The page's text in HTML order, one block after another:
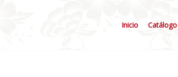
Inicio Catálogo